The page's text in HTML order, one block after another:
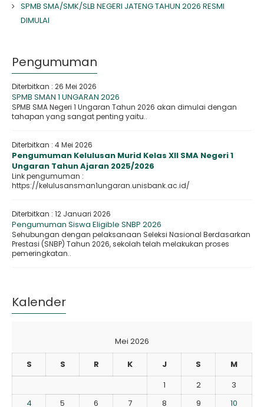
SPMB SMA/SMK/SLB NEGERI JATENG TAHUN 2026 RESMI
DIMULAI
Pengumuman
Diterbitkan : 26 Mei 2026
SPMB SMAN 1 UNGARAN 2026
SPMB SMA Negeri 1 Ungaran Tahun 2026 akan dimulai dengan
tahapan yang sangat penting yaitu..
Diterbitkan : 4 Mei 2026
Pengumuman Kelulusan Murid Kelas XII SMA Negeri 1
Ungaran Tahun Ajaran 2025/2026
Link pengumuman :
https://kelulusansman1ungaran.unisbank.ac.id/
Diterbitkan : 12 Januari 2026
Pengumuman Siswa Eligible SNBP 2026
Sehubungan dengan pelaksanaan Seleksi Nasional Berdasarkan
Prestasi (SNBP) Tahun 2026, sekolah telah melakukan proses
pemeringkatan..
Kalender
Mei 2026
S S R K J S
M
1
2
3
4
5 6 7 8 9 10